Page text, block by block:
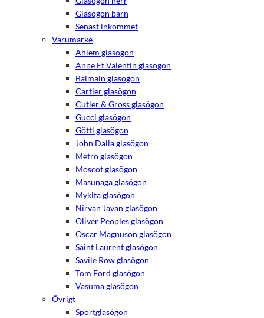
Glasögon barn
Senast inkommet
Varumärke
Ahlem glasögon
Anne Et Valentin glasögon
Balmain glasögon
Cartier glasögon
Cutler & Gross glasögon
Gucci glasögon
Götti glasögon
John Dalia glasögon
Metro glasögon
Moscot glasögon
Masunaga glasögon
Mykita glasögon
Nirvan Javan glasögon
Oliver Peoples glasögon
Oscar Magnuson glasögon
Saint Laurent glasögon
Savile Row glasögon
Tom Ford glasögon
Vasuma glasögon
Övrigt
Sportglasögon